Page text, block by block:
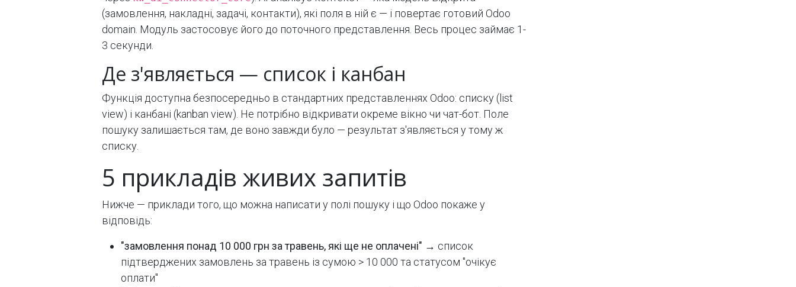
(замовлення, накладні, задачі, контакти), які поля в ній є — і повертає готовий Odoo
domain. Модуль застосовує його до поточного представлення. Весь процес займає 1-
3 секунди.
Де з'являється — список і канбан
Функція доступна безпосередньо в стандартних представленнях Odoo: списку (list
view) і канбані (kanban view). Не потрібно відкривати окреме вікно чи чат-бот. Поле
пошуку залишається там, де воно завжди було — результат з'являється у тому ж
списку.
5 прикладів живих запитів
Нижче — приклади того, що можна написати у полі пошуку і що Odoo покаже у
відповідь:
"замовлення понад 10 000 грн за травень, які ще не оплачені" → список
підтверджених замовлень за травень із сумою > 10 000 та статусом "очікує
оплати"